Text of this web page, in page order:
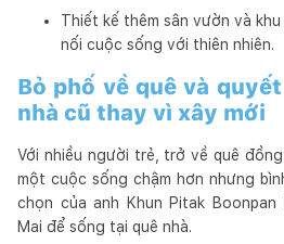
Thiết kế thêm sân vườn và
nối cuộc sống với thiên nhiên.
Bỏ phố về quê và
nhà cũ thay vì xây mới
Với nhiều người trẻ, trở về quê
một cuộc sống chậm hơn nhưng
chọn của anh Khun Pitak
Mai để sống tại quê nhà.